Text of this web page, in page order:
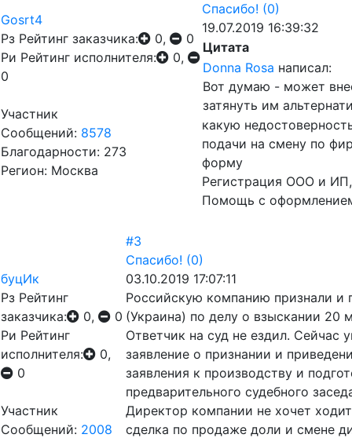
Gosrt4
Рз Рейтинг заказчика: 0,
0
Ри Рейтинг исполнителя:
0,
0
Участник
Сообщений: 8578
Благодарности: 273
Регион: Москва
Спасибо! (0)
19.07.2019 16:39:32
Цитата
Donna Rosa написал:
Вот думаю - может
затянуть им
какую
подачи на смену по
форму
Регистрация ООО и ИП,
Помощь с
буцИк
Рз Рейтинг
заказчика:
0,
0
Ри Рейтинг
исполнителя:
0,
0
Участник
Сообщений: 2008
#3
Спасибо! (0)
03.10.2019 17:07:11
Российскую компанию признали и
(Украина) по делу о взыскании 20
Ответчик на суд не ездил. Сейчас
заявление о признании и
заявления к производству и
предварительного судебного
Директор компании не хочет
сделка по продаже доли и смене